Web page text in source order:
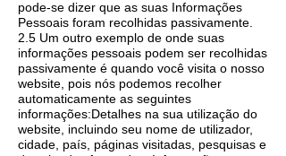
pode-se dizer que as suas Informações
Pessoais foram recolhidas passivamente.
2.5 Um outro exemplo de onde suas
informações pessoais podem ser recolhidas
passivamente é quando você visita o nosso
website, pois nós podemos recolher
automaticamente as seguintes
informações:Detalhes na sua utilização do
website, incluindo seu nome de utilizador,
cidade, país, páginas visitadas, pesquisas e